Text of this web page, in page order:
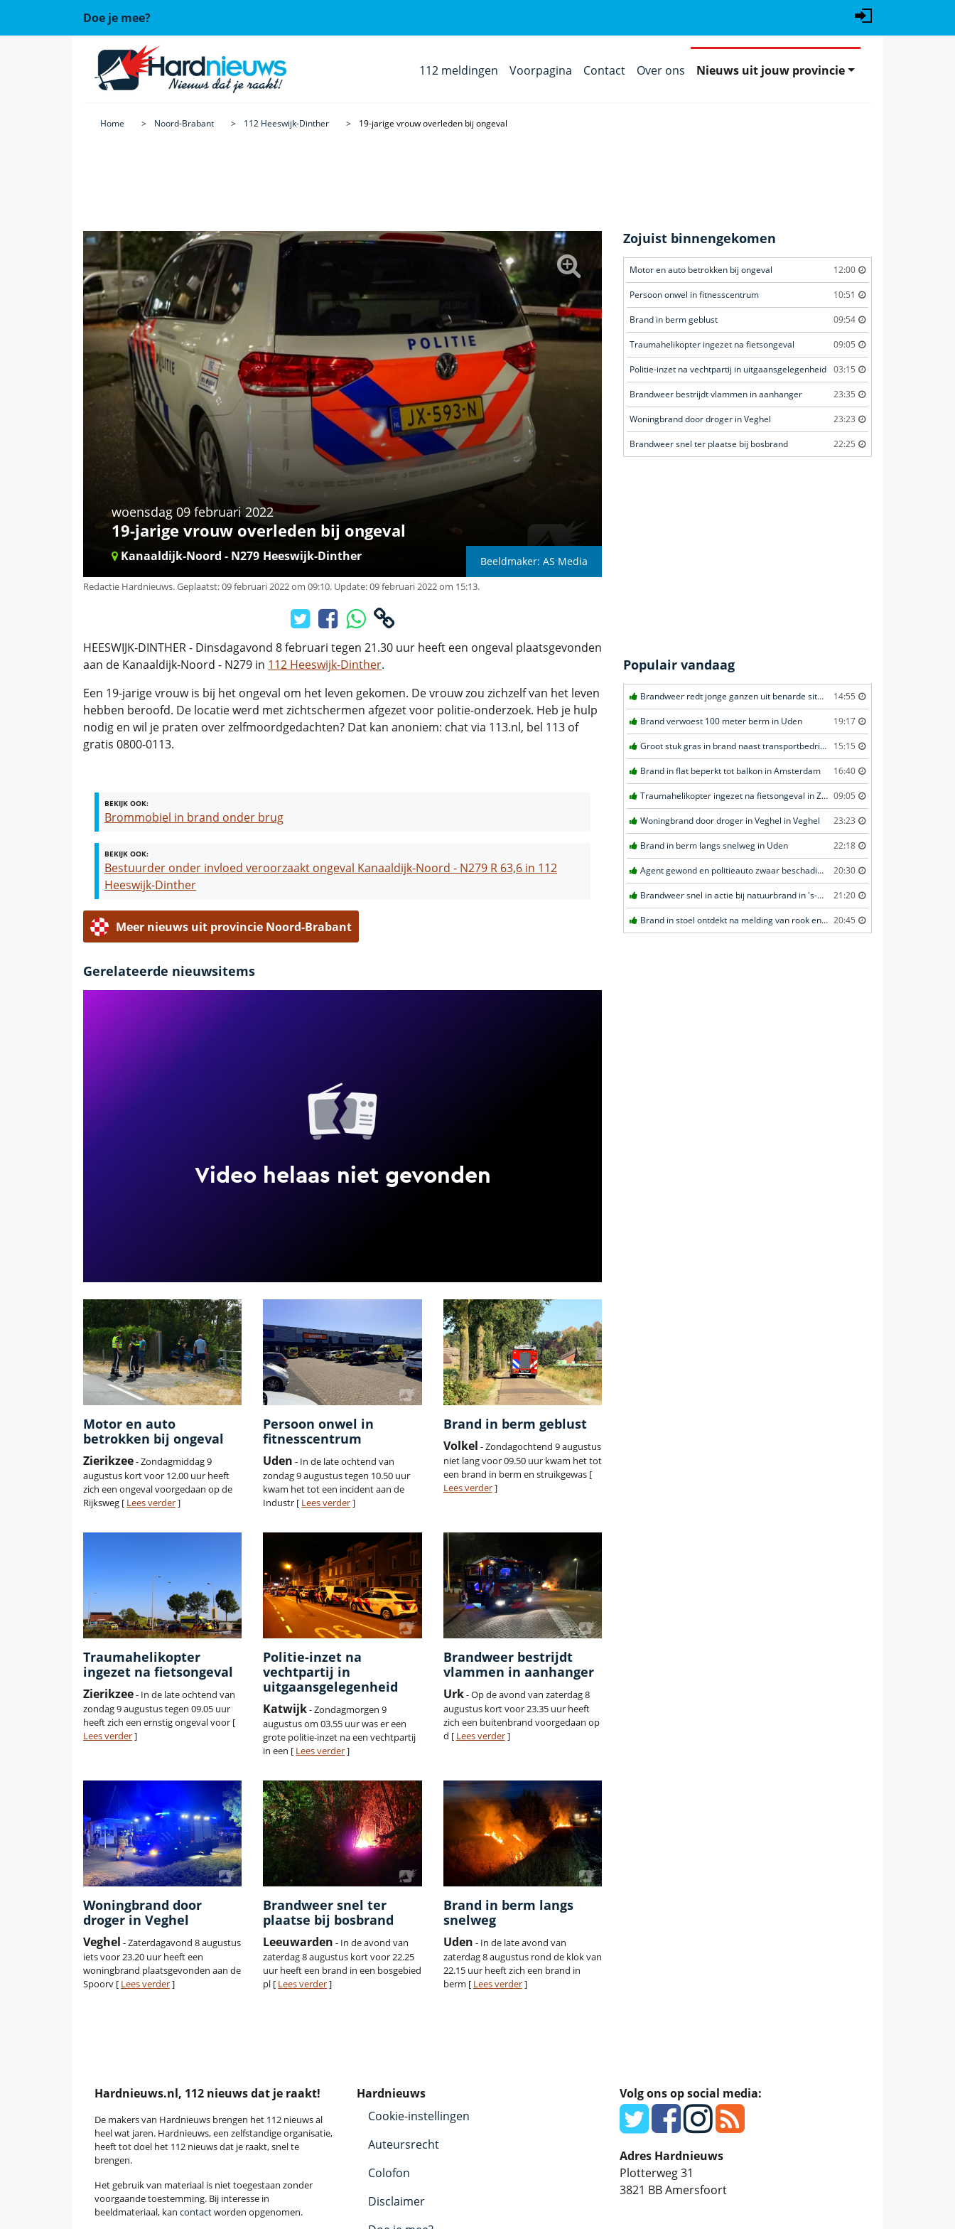
Doe je mee?
112 meldingen Voorpagina Contact Over ons Nieuws uit jouw provincie
Home Noord-Brabant 112 Heeswijk-Dinther 19-jarige vrouw overleden bij ongeval
woensdag 09 februari 2022
19-jarige vrouw overleden bij ongeval
Kanaaldijk-Noord - N279 Heeswijk-Dinther Beeldmaker: AS Media
Redactie Hardnieuws.Geplaatst: 09 februari 2022 om 09:10. Update: 09 februari 2022 om 15:13.
HEESWIJK-DINTHER - Dinsdagavond 8 februari tegen 21.30 uur heeft een ongeval plaatsgevonden
aan de Kanaaldijk-Noord - N279 in 112 Heeswijk-Dinther.
Een 19-jarige vrouw is bij het ongeval om het leven gekomen. De vrouw zou zichzelf van het leven
hebben beroofd. De locatie werd met zichtschermen afgezet voor politie-onderzoek. Heb je hulp
nodig en wil je praten over zelfmoordgedachten? Dat kan anoniem: chat via 113.nl, bel 113 of
gratis 0800-0113.
BEKIJK OOK:
Brommobiel in brand onder brug
BEKIJK OOK:
Bestuurder onder invloed veroorzaakt ongeval Kanaaldijk-Noord - N279 R 63,6 in 112
Heeswijk-Dinther
Meer nieuws uit provincie Noord-Brabant
Gerelateerde nieuwsitems
Motor en auto
betrokken bij ongeval
Zierikzee- Zondagmiddag 9
augustus kort voor 12.00 uur heeft
zich een ongeval voorgedaan op de
Rijksweg [ Lees verder]
Persoon onwel in
fitnesscentrum
Uden - In de late ochtend van
zondag 9 augustus tegen 10.50 uur
kwam het tot een incident aan de
Industr [ Lees verder]
Brand in berm geblust
Volkel - Zondagochtend 9 augustus
niet lang voor 09.50 uur kwam het tot
een brand in berm en struikgewas [
Lees verder]
Traumahelikopter
ingezet na fietsongeval
Zierikzee- In de late ochtend van
zondag 9 augustus tegen 09.05 uur
heeft zich een ernstig ongeval voor [
Lees verder]
Politie-inzet na
vechtpartij in
uitgaansgelegenheid
Katwijk- Zondagmorgen 9
augustus om 03.55 uur was er een
grote politie-inzet na een vechtpartij
in een [ Lees verder]
Brandweer bestrijdt
vlammen in aanhanger
Urk- Op de avond van zaterdag 8
augustus kort voor 23.35 uur heeft
zich een buitenbrand voorgedaan op
d [ Lees verder]
Woningbrand door
droger in Veghel
Veghel - Zaterdagavond 8 augustus
iets voor 23.20 uur heeft een
woningbrand plaatsgevonden aan de
Spoorv [ Lees verder]
Brandweer snel ter
plaatse bij bosbrand
Leeuwarden - In de avond van
zaterdag 8 augustus kort voor 22.25
uur heeft een brand in een bosgebied
pl [ Lees verder]
Brand in berm langs
snelweg
Uden - In de late avond van
zaterdag 8 augustus rond de klok van
22.15 uur heeft zich een brand in
berm [ Lees verder]
Zojuist binnengekomen
Motor en auto betrokken bij ongeval 12:00
Persoon onwel in fitnesscentrum 10:51
Brand in berm geblust 09:54
Traumahelikopter ingezet na fietsongeval 09:05
Politie-inzet na vechtpartij in uitgaansgelegenheid 03:15
Brandweer bestrijdt vlammen in aanhanger 23:35
Woningbrand door droger in Veghel 23:23
Brandweer snel ter plaatse bij bosbrand 22:25
Populair vandaag
Brandweer redt jonge ganzen uit benarde situatie in Amersfoort 14:55
Brand verwoest 100 meter berm in Uden 19:17
Groot stuk gras in brand naast transportbedrijf in Nieuwegein 15:15
Brand in flat beperkt tot balkon in Amsterdam 16:40
Traumahelikopter ingezet na fietsongeval in Zierikzee 09:05
Woningbrand door droger in Veghel in Veghel 23:23
Brand in berm langs snelweg in Uden 22:18
Agent gewond en politieauto zwaar beschadigd tijdens achtervolging in Uden 20:30
Brandweer snel in actie bij natuurbrand in 's-Heer Arendskerke 21:20
Brand in stoel ontdekt na melding van rook en vuurverschijnselen in portiekflat in Rotterdam 20:45
Hardnieuws.nl, 112 nieuws dat je raakt!
De makers van Hardnieuws brengen het 112 nieuws al
heel wat jaren. Hardnieuws, een zelfstandige organisatie,
heeft tot doel het 112 nieuws dat je raakt, snel te
brengen.
Het gebruik van materiaal is niet toegestaan zonder
voorgaande toestemming. Bij interesse in
beeldmateriaal, kan contactworden opgenomen.
Hardnieuws
Cookie-instellingen
Auteursrecht
Colofon
Disclaimer
Volg ons op social media:
Adres Hardnieuws
Plotterweg 31
3821 BBAmersfoort